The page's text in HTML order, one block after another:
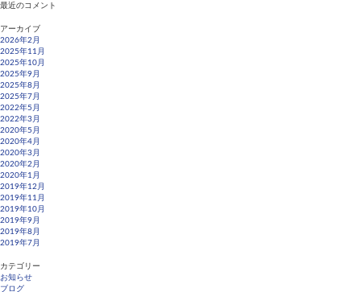
最近のコメント
アーカイブ
2026年2月
2025年11月
2025年10月
2025年9月
2025年8月
2025年7月
2022年5月
2022年3月
2020年5月
2020年4月
2020年3月
2020年2月
2020年1月
2019年12月
2019年11月
2019年10月
2019年9月
2019年8月
2019年7月
カテゴリー
お知らせ
ブログ